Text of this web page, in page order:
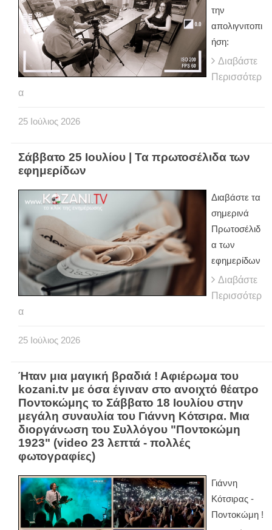
την
απολιγνιτοπι
ήση:
Διαβάστε
Περισσότερ
α
25 Ιούλιος 2026
Σάββατο 25 Ιουλίου | Τα πρωτοσέλιδα των
εφημερίδων
Διαβάστε τα
σημερινά
Πρωτοσέλιδ
α των
εφημερίδων
Διαβάστε
Περισσότερ
α
25 Ιούλιος 2026
Ήταν μια μαγική βραδιά ! Αφιέρωμα του
kozani.tv με όσα έγιναν στο ανοιχτό θέατρο
Ποντοκώμης το Σάββατο 18 Ιουλίου στην
μεγάλη συναυλία του Γιάννη Κότσιρα. Μια
διοργάνωση του Συλλόγου "Ποντοκώμη
1923" (video 23 λεπτά - πολλές
φωτογραφίες)
Γιάννη
Κότσιρας -
Ποντοκώμη !